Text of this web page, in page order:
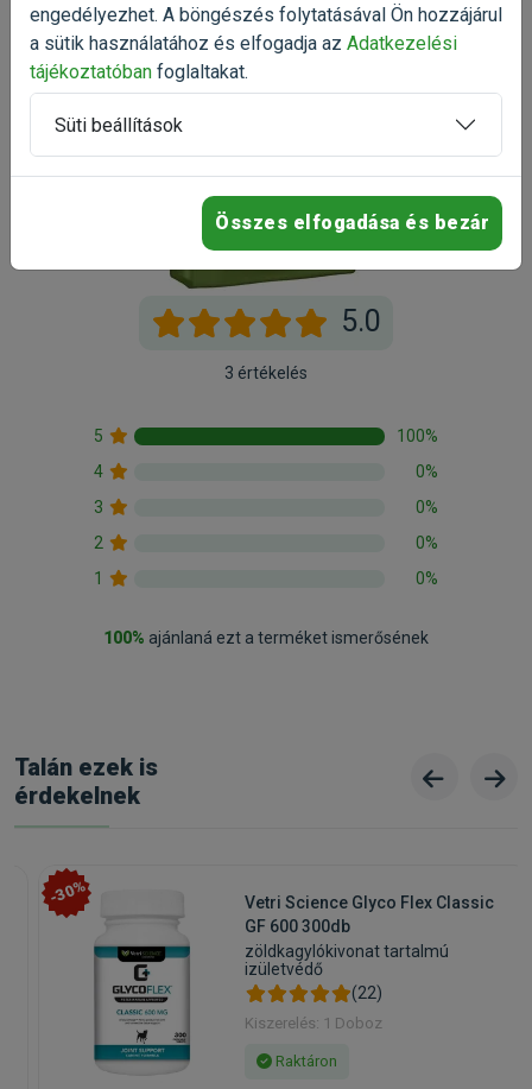
kálium 0,6%, magnézium 0,09%, omega-6 zsírsavak 3,5%,
omega-3 zsírsavak 0,4%
Kiszerelés:4kg / Zsák
Nettó ár:6 291,34 Ft
Törékeny:
Nem
Állatorvosi:Nem
5.0
3 értékelés
5
100%
4
0%
3
0%
2
0%
1
0%
100% ajánlaná ezt a terméket ismerősének
Talán ezek is
érdekelnek
-30%
Vetri Science Glyco Flex Classic
GF 600 300db
zöldkagylókivonat tartalmú
izületvédő
(22)
Kiszerelés: 1 Doboz
Raktáron
engedélyezhet. A böngészés folytatásával Ön hozzájárul
a sütik használatához és elfogadja az Adatkezelési
tájékoztatóban foglaltakat.
Süti beállítások
Összes elfogadása és bezár